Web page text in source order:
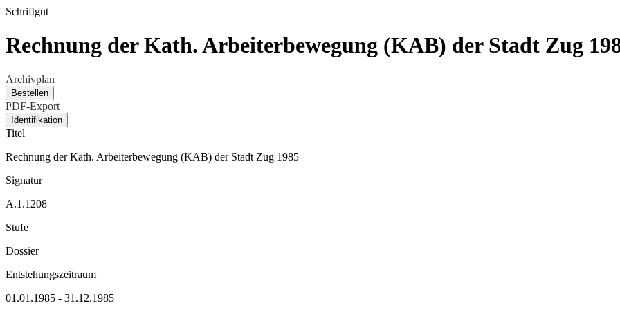
Schriftgut
Rechnung der Kath. Arbeiterbewegung (KAB) der Stadt Zug
Archivplan
Bestellen
PDF-Export
Identifikation
Titel
Rechnung der Kath. Arbeiterbewegung (KAB) der Stadt Zug 1985
Signatur
A.1.1208
Stufe
Dossier
Entstehungszeitraum
01.01.1985 - 31.12.1985